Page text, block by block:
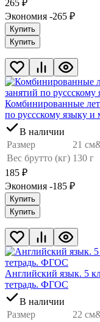
265 ₽
Экономия -265 ₽
Купить
Купить
Комбинированные
по руссскому языку
В наличии
Размер
21
Вес брутто (кг) 130 г
185 ₽
Экономия -185 ₽
Купить
Купить
Английский язык. 5
тетрадь. ФГОС
В наличии
Размер
22